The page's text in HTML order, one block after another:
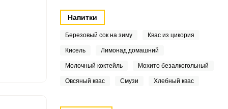
Напитки
Березовый сок на зиму Квас из цикория
Кисель Лимонад домашний
Молочный коктейль Мохито безалкогольный
Овсяный квас Смузи Хлебный квас